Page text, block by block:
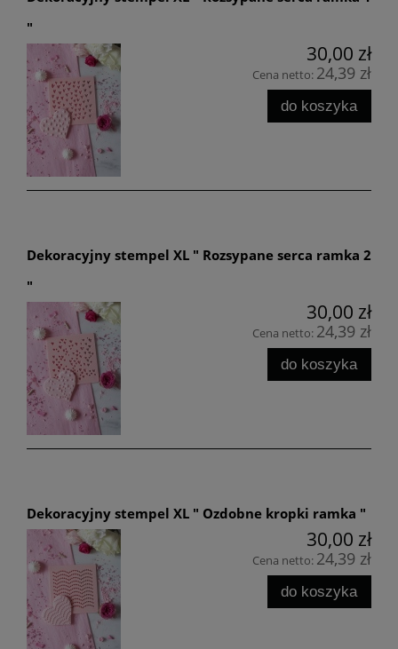
"
30,00 zł
Cena netto: 24,39 zł
do koszyka
Dekoracyjny stempel XL " Rozsypane serca ramka 2
"
30,00 zł
Cena netto: 24,39 zł
do koszyka
Dekoracyjny stempel XL " Ozdobne kropki ramka "
30,00 zł
Cena netto: 24,39 zł
do koszyka